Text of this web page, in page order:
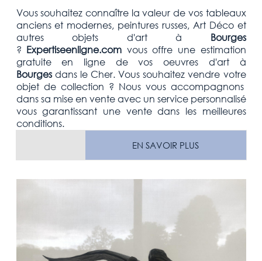
Vous souhaitez connaître la valeur de vos tableaux
anciens et modernes, peintures russes, Art Déco et
autres objets d'art à
Bourges
? Expertiseenligne.com vous offre une estimation
gratuiteen ligne de vos oeuvres d'art à
Bourgesdans le Cher. Vous souhaitez vendre votre
objet de collection ? Nous vous accompagnons
dans sa mise en vente avec un service personnalisé
vous garantissant une vente dans les meilleures
conditions.
EN SAVOIR PLUS